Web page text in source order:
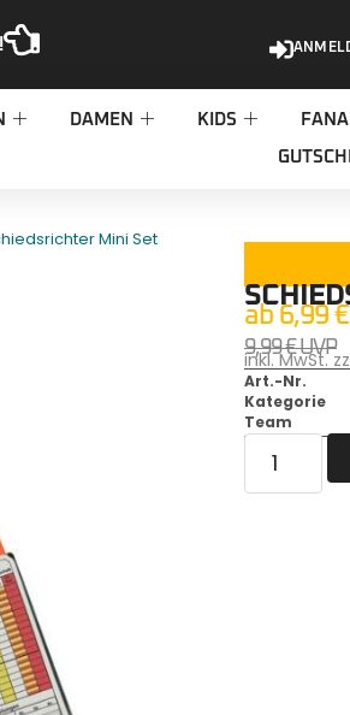
DAMEN KIDS
Mini Set
ab 6,99€
9,99€UVP
inkl. MwSt.
Art.-Nr.
Kategorie
Team